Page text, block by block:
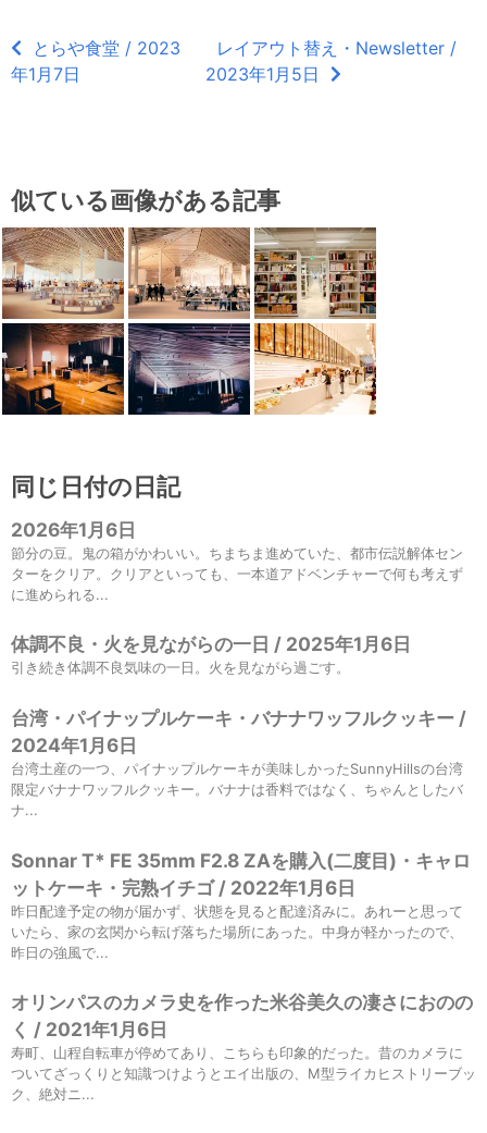
とらや食堂 / 2023
年1月7日
レイアウト替え・Newsletter /
2023年1月5日
似ている画像がある記事
同じ日付の日記
2026年1月6日
節分の豆。鬼の箱がかわいい。ちまちま進めていた、都市伝説解体セン
ターをクリア。クリアといっても、一本道アドベンチャーで何も考えず
に進められる...
体調不良・火を見ながらの一日 / 2025年1月6日
引き続き体調不良気味の一日。火を見ながら過ごす。
台湾・パイナップルケーキ・バナナワッフルクッキー /
2024年1月6日
台湾土産の一つ、パイナップルケーキが美味しかったSunnyHillsの台湾
限定バナナワッフルクッキー。バナナは香料ではなく、ちゃんとしたバ
ナ...
Sonnar T* FE 35mm F2.8 ZAを購入(二度目)・キャロ
ットケーキ・完熟イチゴ / 2022年1月6日
昨日配達予定の物が届かず、状態を見ると配達済みに。あれーと思って
いたら、家の玄関から転げ落ちた場所にあった。中身が軽かったので、
昨日の強風で...
オリンパスのカメラ史を作った米谷美久の凄さにおのの
く / 2021年1月6日
寿町、山程自転車が停めてあり、こちらも印象的だった。昔のカメラに
ついてざっくりと知識つけようとエイ出版の、M型ライカヒストリーブッ
ク、絶対ニ...